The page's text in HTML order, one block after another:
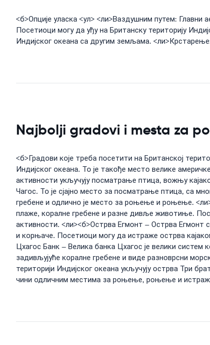
<б>Опције уласка <ул> <ли>Ваздушним путем: Главни
Посетиоци могу да уђу на Британску територију
Индијског океана са другим земљама.
Najbolji gradovi i mesta za
<б>Градови које треба посетити на Британској
Индијског океана. То је такође место велике
активности укључују посматрање птица, вожњу
Чагос. То је сјајно место за посматрање птица, са
гребене и одлично је место за роњење и роњење.
плаже, коралне гребене и разне дивље животиње.
активности. <ли><б>Острва Егмонт – Острва Егмонт
и корњаче. Посетиоци могу да истраже острва
Цхагос Банк – Велика банка Цхагос је велики
задивљујуће коралне гребене и виде разноврсни
територији Индијског океана укључују острва Три
чини одличним местима за роњење, роњење и